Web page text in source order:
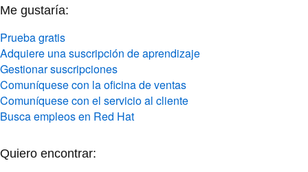
Me gustaría:
Prueba gratis
Adquiere una suscripción de aprendizaje
Gestionar suscripciones
Comuníquese con la oficina de ventas
Comuníquese con el servicio al cliente
Busca empleos en Red Hat
Quiero encontrar: